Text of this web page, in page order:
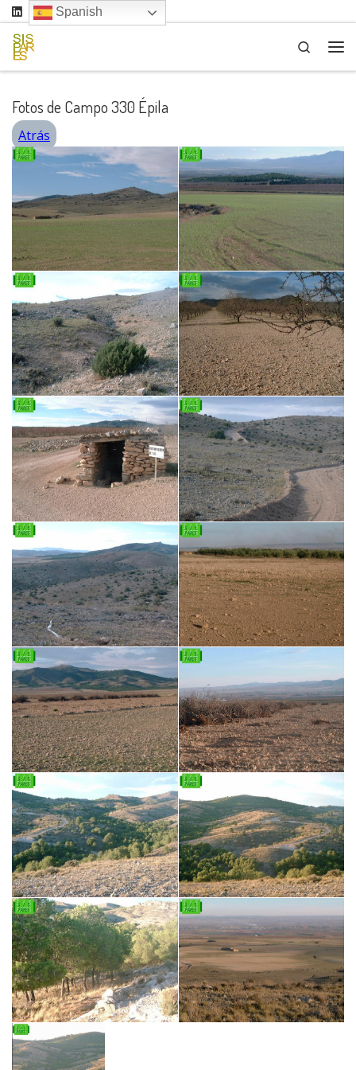
Saltar al contenido
Search
Fotos de Campo 330 Épila
Atrás
Spanish